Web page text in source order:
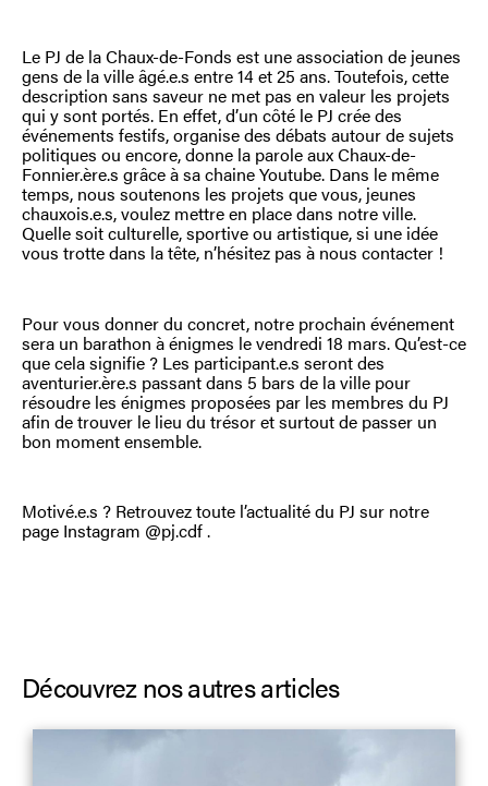
Le PJ de la Chaux-de-Fonds est une association de jeunes
gens de la ville âgé.e.s entre 14 et 25 ans. Toutefois, cette
description sans saveur ne met pas en valeur les projets
qui y sont portés. En effet, d’un côté le PJ crée des
événements festifs, organise des débats autour de sujets
politiques ou encore, donne la parole aux Chaux-de-
Fonnier.ère.s grâce à sa chaine Youtube. Dans le même
temps, nous soutenons les projets que vous, jeunes
chauxois.e.s, voulez mettre en place dans notre ville.
Quelle soit culturelle, sportive ou artistique, si une idée
vous trotte dans la tête, n’hésitez pas à nous contacter !
Pour vous donner du concret, notre prochain événement
sera un barathon à énigmes le vendredi 18 mars. Qu’est-ce
que cela signifie ? Les participant.e.s seront des
aventurier.ère.s passant dans 5 bars de la ville pour
résoudre les énigmes proposées par les membres du PJ
afin de trouver le lieu du trésor et surtout de passer un
bon moment ensemble.
Motivé.e.s ? Retrouvez toute l’actualité du PJ sur notre
page Instagram @pj.cdf .
Découvrez nos autres articles